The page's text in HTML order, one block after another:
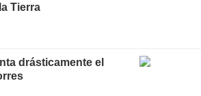
Tierra
drásticamente el